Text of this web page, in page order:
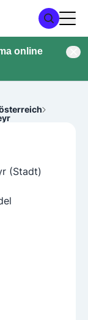
online
(Stadt)